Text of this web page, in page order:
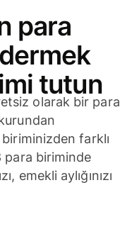
para
tutun
olarak bir para
farklı
para biriminde
emekli aylığınızı